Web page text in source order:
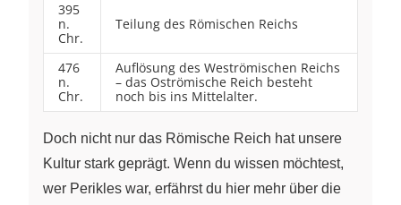
395
n.
Chr.
Teilung des Römischen Reichs
476
n.
Chr.
Auflösung des Weströmischen Reichs
– das Oströmische Reich besteht
noch bis ins Mittelalter.
Doch nicht nur das Römische Reich hat unsere
Kultur stark geprägt. Wenn du wissen möchtest,
wer Perikles war, erfährst du hier mehr über die